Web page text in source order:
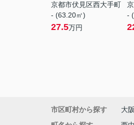
京都市伏見区西大手町
- (63.20㎡)
27.5万円
-
市区町村から探す 大